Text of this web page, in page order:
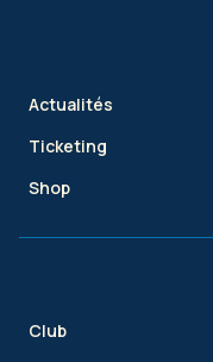
Actualités
Ticketing
Shop
Club